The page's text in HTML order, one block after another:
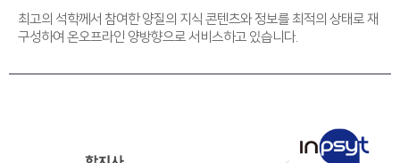
최고의 석학께서 참여한 양질의 지식 콘텐츠와 정보를 최적의 상태로 재
구성하여 온오프라인 양방향으로 서비스하고 있습니다.